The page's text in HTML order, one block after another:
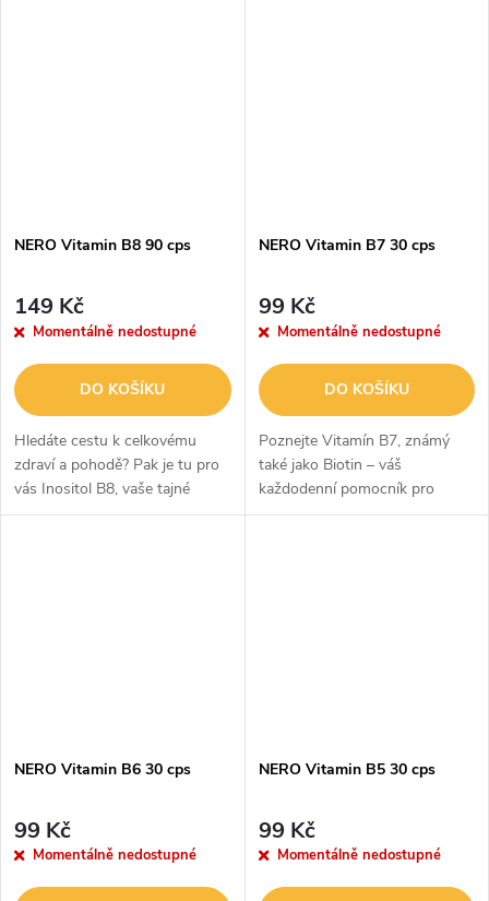
NERO Vitamin B8 90 cps
149 Kč
Momentálně nedostupné
DO KOŠÍKU
Hledáte cestu k celkovému
zdraví a pohodě? Pak je tu pro
vás Inositol B8, vaše tajné
zbraně pro harmonii těla a
NERO Vitamin B7 30 cps
99 Kč
Momentálně nedostupné
DO KOŠÍKU
Poznejte Vitamín B7, známý
také jako Biotin – váš
každodenní pomocník pro
krásu a vitalitu! Tento kouzelný
NERO Vitamin B6 30 cps
99 Kč
Momentálně nedostupné
NERO Vitamin B5 30 cps
99 Kč
Momentálně nedostupné